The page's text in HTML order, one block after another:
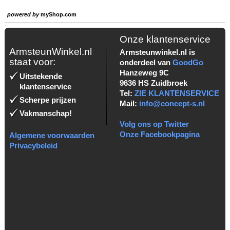
powered bymyShop.com
ArmsteunWinkel.nl
staat voor:
Uitstekende
klantenservice
Scherpe prijzen
Vakmanschap!
Algemene voorwaarden
Privacybeleid
Onze klantenservice
Armsteunwinkel.nl is
onderdeel van GoodGo
Hanzeweg 9C
9636 HS Zuidbroek
Tel: ZIE KLANTENSERVICE
Mail: info@concept-s.nl
Volg ons op Twitter
Onze Facebookpagina